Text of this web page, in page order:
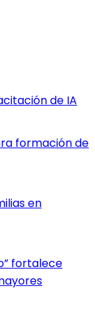
de IA
formación de
en
fortalece